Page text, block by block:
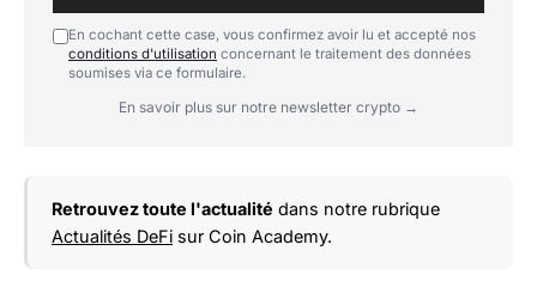
En cochant cette case, vous confirmez avoir lu et accepté nos
conditions d'utilisation concernant le traitement des données
soumises via ce formulaire.
En savoir plus sur notre newsletter crypto →
Retrouvez toute l'actualité dans notre rubrique
Actualités DeFi sur Coin Academy.